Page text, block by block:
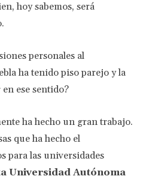
hoy sabemos, será
personales al
ha tenido piso parejo y la
ese sentido?
ha hecho un gran trabajo.
que ha hecho el
para las universidades
Universidad Autónoma